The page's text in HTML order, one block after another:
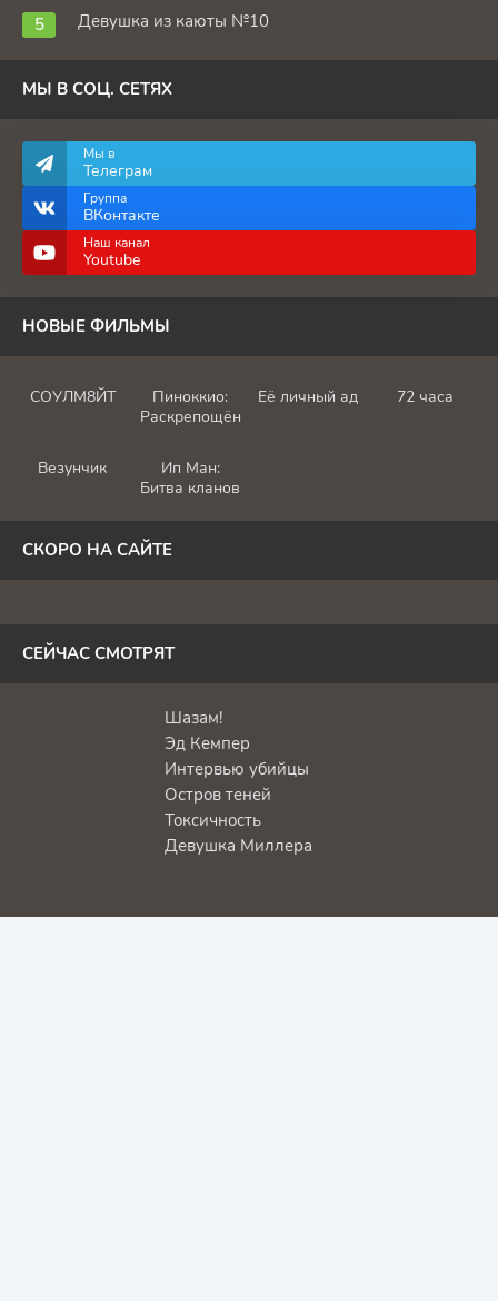
Девушка из каюты №10
МЫ В СОЦ. СЕТЯХ
Мы в
Телеграм
Группа
ВКонтакте
Наш канал
Youtube
НОВЫЕ ФИЛЬМЫ
СОУЛМ8ЙТ
Пиноккио:
Раскрепощённый
Её личный ад 72 часа
Везунчик
Ип Ман:
Битва кланов
СКОРО НА САЙТЕ
СЕЙЧАС СМОТРЯТ
Шазам!
Эд Кемпер
Интервью убийцы
Остров теней
Токсичность
Девушка Миллера